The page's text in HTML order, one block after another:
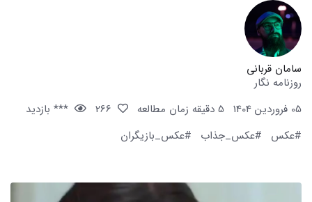
سامان قربانی
روزنامه نگار
05 فروردین 1404
5 دقیقه زمان مطالعه
*** بازدید
#عکس
#عکس_جذاب #عکس_بازیگران